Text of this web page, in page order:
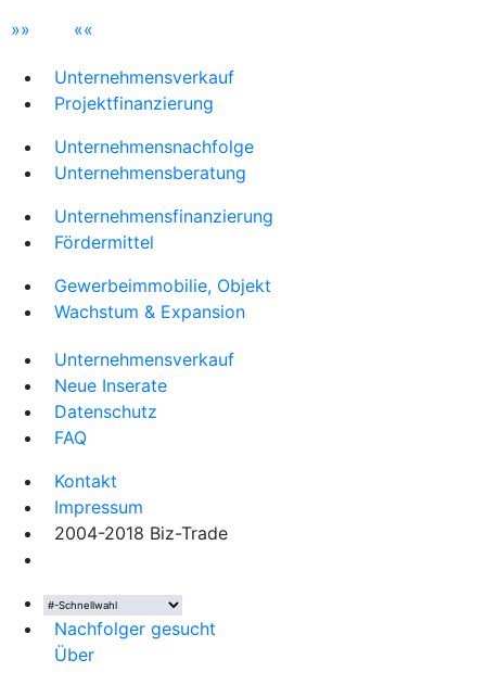
»» ««
Unternehmensverkauf
Projektfinanzierung
Unternehmensnachfolge
Unternehmensberatung
Unternehmensfinanzierung
Fördermittel
Gewerbeimmobilie, Objekt
Wachstum & Expansion
Unternehmensverkauf
Neue Inserate
Datenschutz
FAQ
Kontakt
Impressum
2004-2018 Biz-Trade
Nachfolger gesucht
Über